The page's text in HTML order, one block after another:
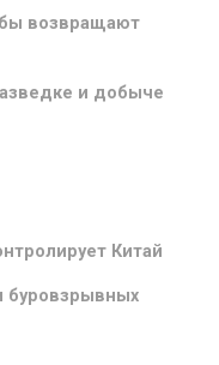
возвращают
и добыче
Китай
буровзрывных